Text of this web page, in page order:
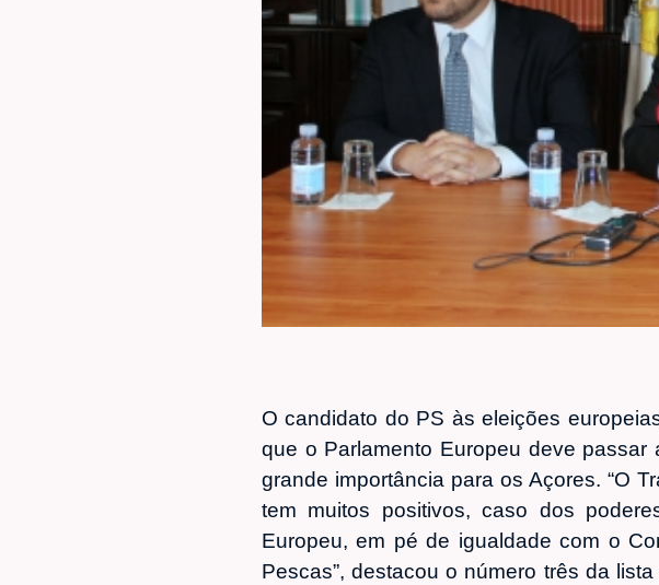
O candidato do PS às eleições
que o Parlamento Europeu deve
grande importância para os Açores. “O
tem muitos positivos, caso dos
Europeu, em pé de igualdade com o
Pescas”, destacou o número três da